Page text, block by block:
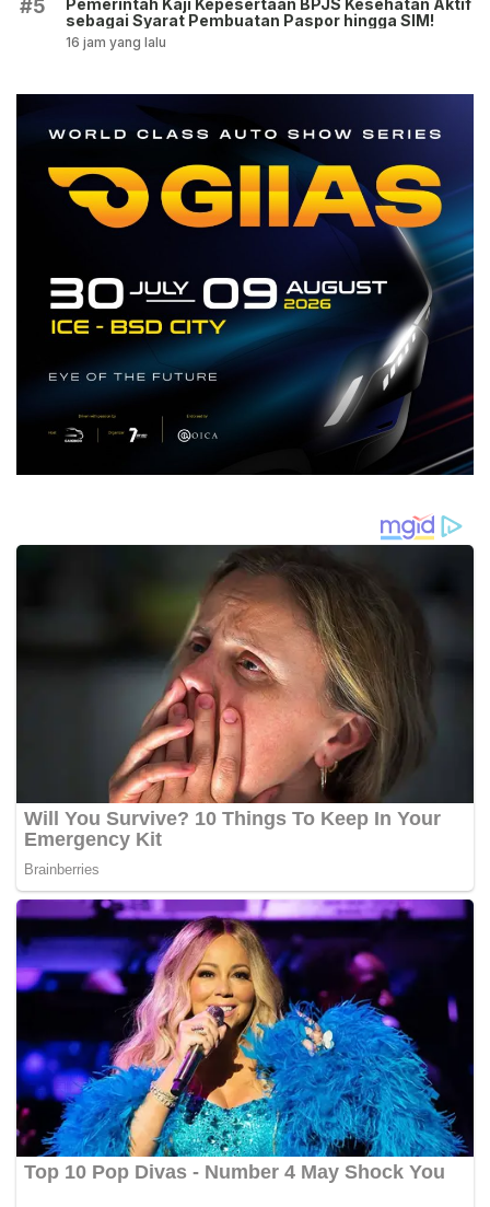
#5
Pemerintah Kaji Kepesertaan BPJS Kesehatan Aktif
sebagai Syarat Pembuatan Paspor hingga SIM!
16 jam yang lalu